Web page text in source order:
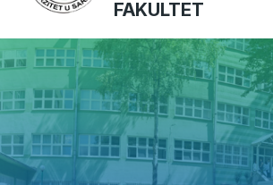
FAKULTET